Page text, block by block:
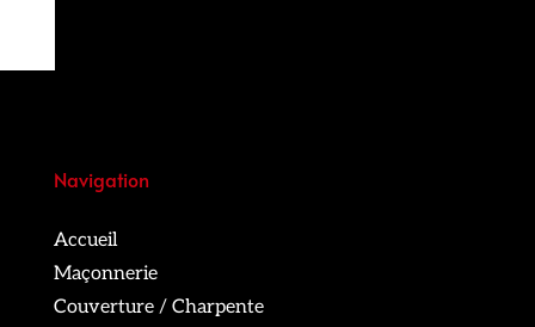
Navigation
Accueil
Maçonnerie
Couverture / Charpente